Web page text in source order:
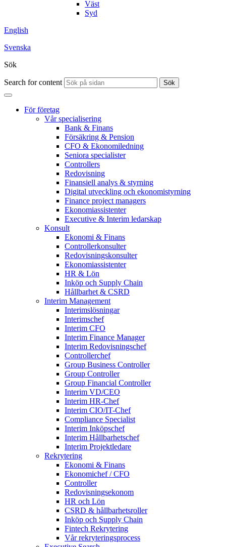
Väst
Syd
English
Svenska
Sök
Search for content Sök
För företag
Vår specialisering
Bank & Finans
Försäkring & Pension
CFO & Ekonomiledning
Seniora specialister
Controllers
Redovisning
Finansiell analys & styrning
Digital utveckling och ekonomistyrning
Finance project managers
Ekonomiassistenter
Executive & Interim ledarskap
Konsult
Ekonomi & Finans
Controllerkonsulter
Redovisningskonsulter
Ekonomiassistenter
HR & Lön
Inköp och Supply Chain
Hållbarhet & CSRD
Interim Management
Interimslösningar
Interimschef
Interim CFO
Interim Finance Manager
Interim Redovisningschef
Controllerchef
Group Business Controller
Group Controller
Group Financial Controller
Interim VD/CEO
Interim HR-Chef
Interim CIO/IT-Chef
Compliance Specialist
Interim Inköpschef
Interim Hållbarhetschef
Interim Projektledare
Rekrytering
Ekonomi & Finans
Ekonomichef / CFO
Controller
Redovisningsekonom
HR och Lön
CSRD & hållbarhetsroller
Inköp och Supply Chain
Fintech Rekrytering
Vår rekryteringsprocess